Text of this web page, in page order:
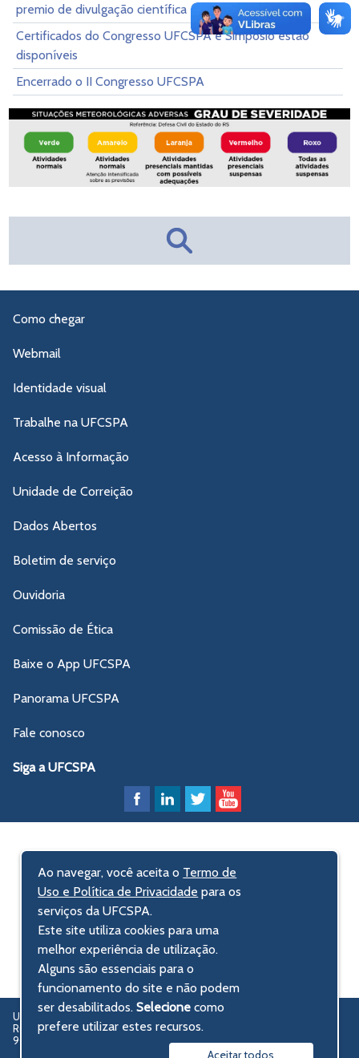
premio de divulgação científica
Certificados do Congresso UFCSPA e Simpósio estão
disponíveis
Encerrado o II Congresso UFCSPA
Como chegar
Webmail
Identidade visual
Trabalhe na UFCSPA
Acesso à Informação
Unidade de Correição
Dados Abertos
Boletim de serviço
Ouvidoria
Comissão de Ética
Baixe o App UFCSPA
Panorama UFCSPA
Fale conosco
Siga a UFCSPA
UFCSPA – Universidade Federal de Ciências da Saúde de Porto Alegre
Rua Sarmento Leite, 245 - Centro Histórico
90050-170 Porto Alegre, RS, Brasil
Ao navegar, você aceita o Termo de
Uso e Política de Privacidade para os
serviços da UFCSPA.
Este site utiliza cookies para uma
melhor experiência de utilização.
Alguns são essenciais para o
funcionamento do site e não podem
ser desabilitados.Selecionecomo
prefere utilizar estes recursos.
Aceitar todos